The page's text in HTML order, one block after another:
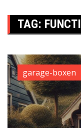
TAG:
garage-boxen